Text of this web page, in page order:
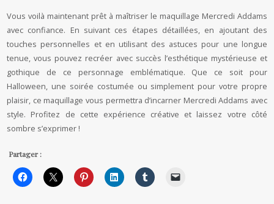
Vous voilà maintenant prêt à maîtriser le maquillage Mercredi Addams
avec confiance. En suivant ces étapes détaillées, en ajoutant des
touches personnelles et en utilisant des astuces pour une longue
tenue, vous pouvez recréer avec succès l’esthétique mystérieuse et
gothique de ce personnage emblématique. Que ce soit pour
Halloween, une soirée costumée ou simplement pour votre propre
plaisir, ce maquillage vous permettra d’incarner Mercredi Addams avec
style. Profitez de cette expérience créative et laissez votre côté
sombre s’exprimer !
Partager :